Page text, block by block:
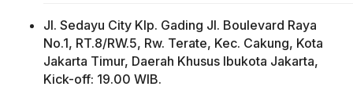
Jl. Sedayu City Klp. Gading Jl. Boulevard Raya
No.1, RT.8/RW.5, Rw. Terate, Kec. Cakung, Kota
Jakarta Timur, Daerah Khusus Ibukota Jakarta,
Kick-off: 19.00 WIB.